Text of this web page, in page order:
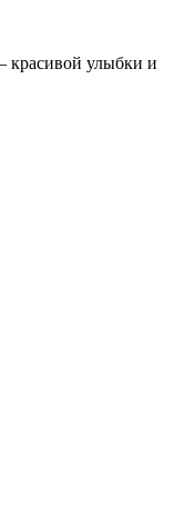
красивой улыбки и